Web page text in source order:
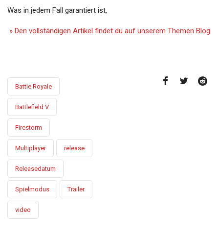
Was in jedem Fall garantiert ist,
» Den vollständigen Artikel findet du auf unserem Themen Blog
Battle Royale
Battlefield V
Firestorm
Multiplayer release
Releasedatum
Spielmodus Trailer
video